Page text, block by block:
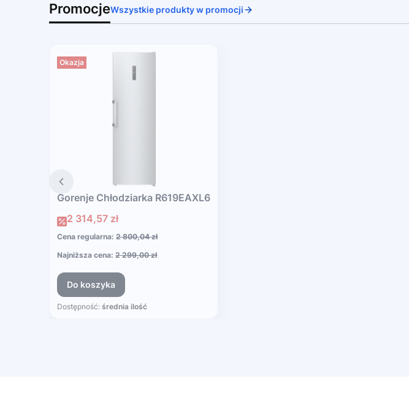
PromocjeWszystkie produkty w promocji
Okazja
Gorenje Chłodziarka R619EAXL6
Cena promocyjna
2 314,57 zł
Cena regularna: 2 800,04 zł
Najniższa cena: 2 299,00 zł
Do koszyka
Dostępność:średnia ilość